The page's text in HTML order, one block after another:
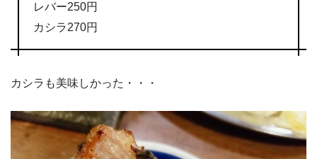
レバー250円
カシラ270円
カシラも美味しかった・・・